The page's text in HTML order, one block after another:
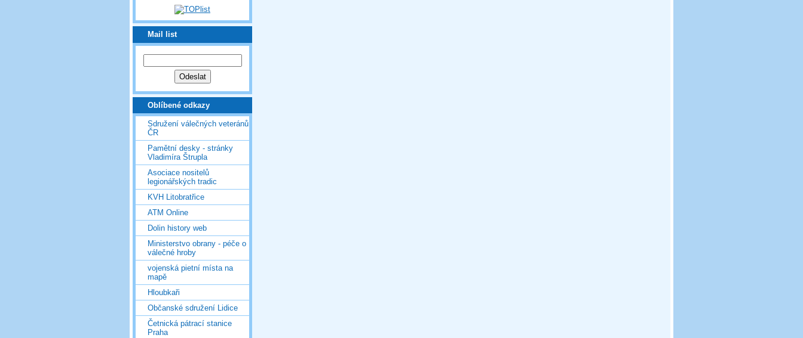
Mail list
Oblíbené odkazy
Sdružení válečných veteránů
ČR
Pamětní desky - stránky
Vladimíra Štrupla
Asociace nositelů
legionářských tradic
KVH Litobratřice
ATM Online
Dolin history web
Ministerstvo obrany - péče o
válečné hroby
vojenská pietní místa na
mapě
Hloubkaři
Občanské sdružení Lidice
Četnická pátrací stanice
Praha